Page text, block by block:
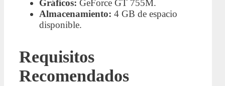
Gráficos: GeForce GT 755M.
Almacenamiento: 4 GB de espacio
disponible.
Requisitos
Recomendados